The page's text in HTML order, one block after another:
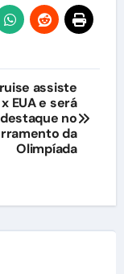
assiste
EUA e será
destaque no
da
Olimpíada